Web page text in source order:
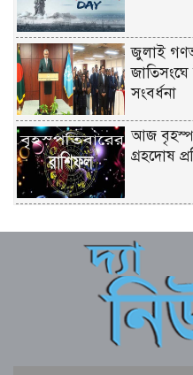
জুলাই
জাতিসংঘে
সংবর্ধনা
আজ
গ্রহদোষ
পঞ্জিকা ও
শেখ
পররাষ্ট্র